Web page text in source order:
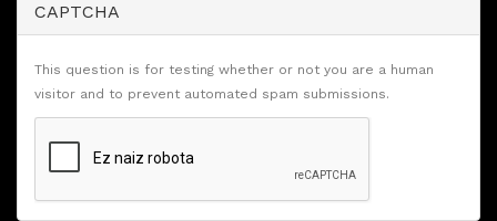
CAPTCHA
This question is for testing whether or not you are a human
visitor and to prevent automated spam submissions.